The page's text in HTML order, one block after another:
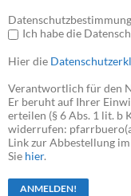
Ich habe die
Hier die
Verantwortlich für den
Er beruht auf Ihrer
erteilen (§ 6 Abs. 1 lit. b
widerrufen:
Link zur Abbestellung
Sie hier.